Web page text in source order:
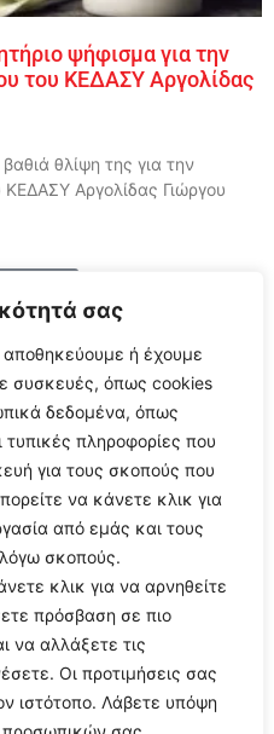
σας
αποθηκεύουμε ή έχουμε
συσκευές, όπως cookies
δεδομένα, όπως
πληροφορίες που
για τους σκοπούς που
να κάνετε κλικ για
από εμάς και τους
σκοπούς.
κλικ για να αρνηθείτε
πρόσβαση σε πιο
να αλλάξετε τις
Οι προτιμήσεις σας
ιστότοπο. Λάβετε υπόψη
ψήφισμα για την
του ΚΕΔΑΣΥ Αργολίδας
θλίψη της για την
Αργολίδας Γιώργου
Us
Reserved